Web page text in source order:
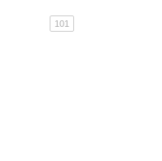
101